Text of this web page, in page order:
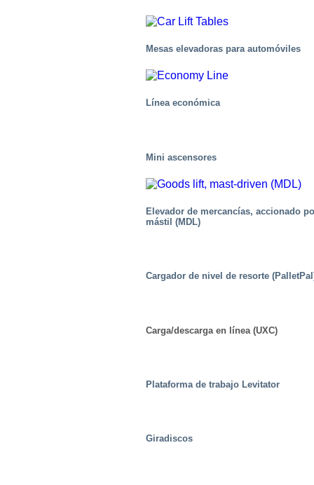
Mesas elevadoras para automóviles
Línea económica
Mini ascensores
Elevador de mercancías, accionado
mástil (MDL)
Cargador de nivel de resorte
Carga/descarga en línea (UXC)
Plataforma de trabajo Levitator
Giradiscos